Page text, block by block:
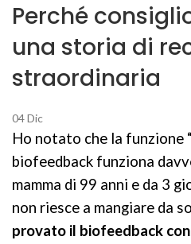
Perché
una storia di
straordinaria
04Dic
Ho notato che la funzione
biofeedback funziona
mamma di 99 anni e da 3
non riesce a mangiare da
provato il biofeedback